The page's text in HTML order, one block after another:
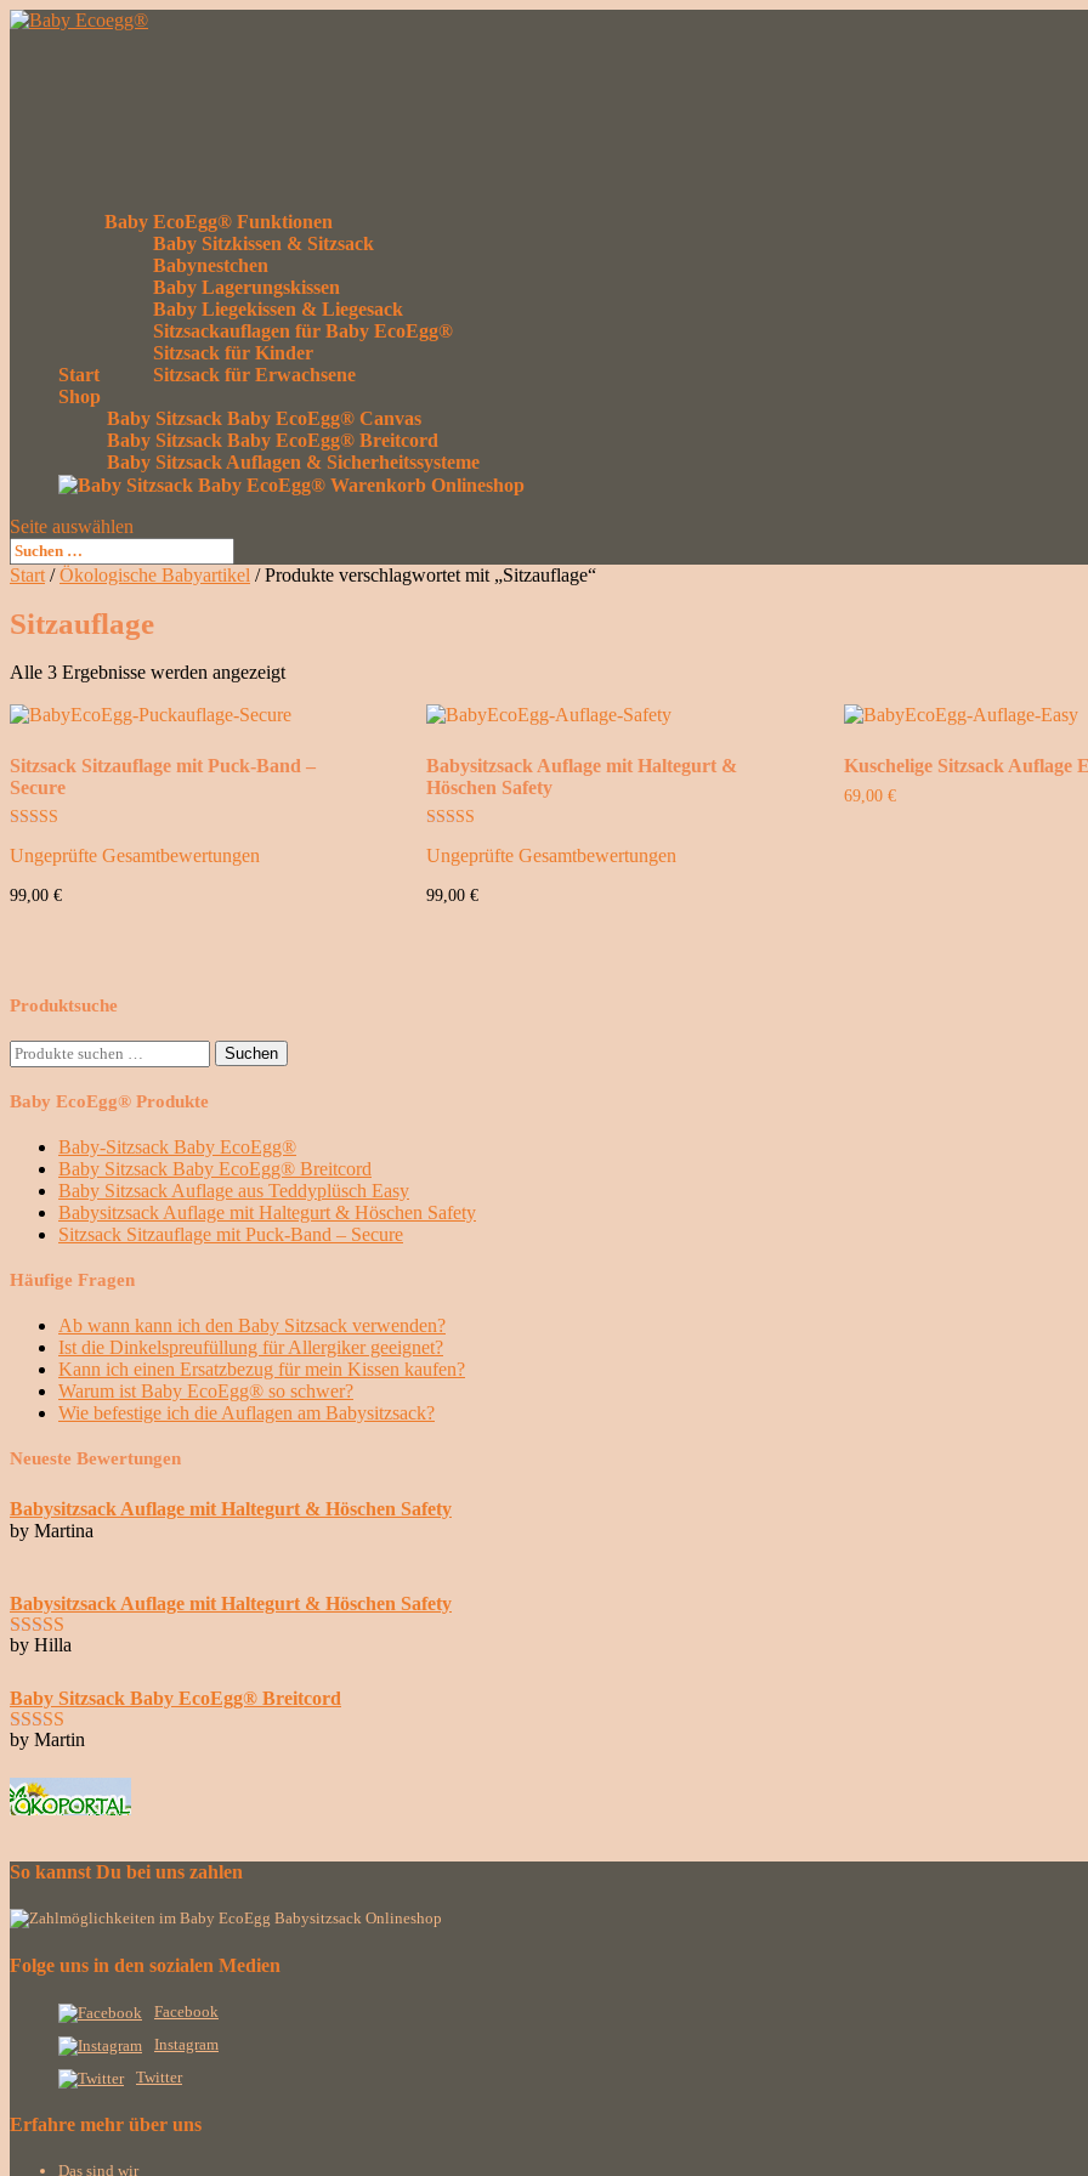
Start
Baby EcoEgg® Funktionen
Baby Sitzkissen & Sitzsack
Babynestchen
Baby Lagerungskissen
Baby Liegekissen & Liegesack
Sitzsackauflagen für Baby EcoEgg®
Sitzsack für Kinder
Sitzsack für Erwachsene
Shop
Baby Sitzsack Baby EcoEgg® Canvas
Baby Sitzsack Baby EcoEgg® Breitcord
Baby Sitzsack Auflagen & Sicherheitssysteme
Seite auswählen
Start /Ökologische Babyartikel / Produkte verschlagwortet mit „Sitzauflage“
Sitzauflage
Alle 3 Ergebnisse werden angezeigtNach
sortiert:
Sitzsack Sitzauflage mit Puck-Band –
Secure
5.00
Ungeprüfte Gesamtbewertungen
99,00 €
Babysitzsack Auflage mit Haltegurt &
Höschen Safety
5.00
Ungeprüfte Gesamtbewertungen
99,00€
Kuschelige Sitzsack Auflage
69,00 €
Produktsuche
Suche
nach:
Suchen
Baby EcoEgg® Produkte
Baby-Sitzsack Baby EcoEgg®
Baby Sitzsack Baby EcoEgg® Breitcord
Baby Sitzsack Auflage aus Teddyplüsch Easy
Babysitzsack Auflage mit Haltegurt & Höschen Safety
Sitzsack Sitzauflage mit Puck-Band – Secure
Häufige Fragen
Ab wann kann ich den Baby Sitzsack verwenden?
Ist die Dinkelspreufüllung für Allergiker geeignet?
Kann ich einen Ersatzbezug für mein Kissen kaufen?
Warum ist Baby EcoEgg® so schwer?
Wie befestige ich die Auflagen am Babysitzsack?
Neueste Bewertungen
Babysitzsack Auflage mit Haltegurt & Höschen Safety
by Martina
Babysitzsack Auflage mit Haltegurt & Höschen Safety
Bewertet mit
by Hilla
Baby Sitzsack Baby EcoEgg® Breitcord
Bewertet mit
by Martin
So kannst Du bei uns zahlen
Folge uns in den sozialen Medien
Facebook
Instagram
Twitter
Erfahre mehr über uns
Das sind wir